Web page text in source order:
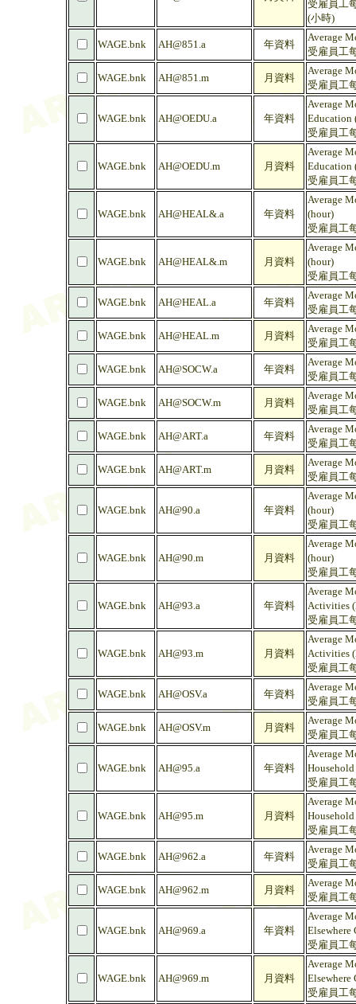
受雇員工
(小時)
WAGE.bnk AH@851.a 年資料
Average
受雇員工
WAGE.bnk AH@851.m 月資料
Average
受雇員工
WAGE.bnk AH@OEDU.a 年資料
Average
Education
受雇員工
WAGE.bnk AH@OEDU.m 月資料
Average
Education
受雇員工
WAGE.bnk AH@HEAL&.a 年資料
Average
(hour)
受雇員工
WAGE.bnk AH@HEAL&.m 月資料
Average
(hour)
受雇員工
WAGE.bnk AH@HEAL.a 年資料
Average
受雇員工
WAGE.bnk AH@HEAL.m 月資料
Average
受雇員工
WAGE.bnk AH@SOCW.a 年資料
Average
受雇員工
WAGE.bnk AH@SOCW.m 月資料
Average
受雇員工
WAGE.bnk AH@ART.a 年資料
Average
受雇員工
WAGE.bnk AH@ART.m 月資料
Average
受雇員工
WAGE.bnk AH@90.a 年資料
Average
(hour)
受雇員工
WAGE.bnk AH@90.m 月資料
Average
(hour)
受雇員工
WAGE.bnk AH@93.a 年資料
Average
Activities
受雇員工
WAGE.bnk AH@93.m 月資料
Average
Activities
受雇員工
WAGE.bnk AH@OSV.a 年資料
Average
受雇員工
WAGE.bnk AH@OSV.m 月資料
Average
受雇員工
WAGE.bnk AH@95.a 年資料
Average
受雇員工
WAGE.bnk AH@95.m 月資料
Average
受雇員工
WAGE.bnk AH@962.a 年資料
Average
受雇員工
WAGE.bnk AH@962.m 月資料
Average
受雇員工
WAGE.bnk AH@969.a 年資料
Average
Elsewhere
受雇員工
WAGE.bnk AH@969.m 月資料
Average
Elsewhere
受雇員工